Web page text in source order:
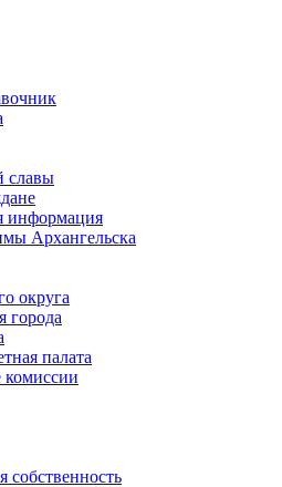
славы
информация
Архангельска
округа
города
палата
комиссии